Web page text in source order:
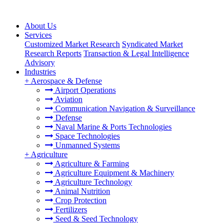
About Us
Services
Customized Market Research Syndicated Market
Research Reports Transaction & Legal Intelligence
Advisory
Industries
+ Aerospace & Defense
Airport Operations
Aviation
Communication Navigation & Surveillance
Defense
Naval Marine & Ports Technologies
Space Technologies
Unmanned Systems
+ Agriculture
Agriculture & Farming
Agriculture Equipment & Machinery
Agriculture Technology
Animal Nutrition
Crop Protection
Fertilizers
Seed & Seed Technology